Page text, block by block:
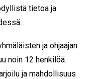
tietoa ja
ja ohjaajan
noin 12 henkilöä.
ja mahdollisuus